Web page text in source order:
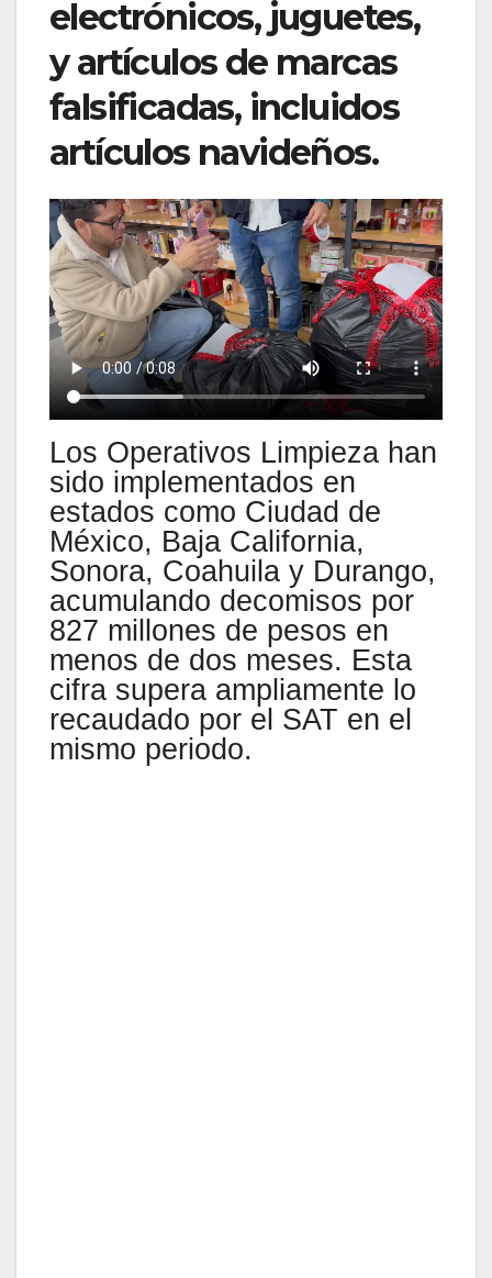
electrónicos, juguetes,
y artículos de marcas
falsificadas, incluidos
artículos navideños.
Los Operativos Limpieza han
sido implementados en
estados como Ciudad de
México, Baja California,
Sonora, Coahuila y Durango,
acumulando decomisos por
827 millones de pesos en
menos de dos meses. Esta
cifra supera ampliamente lo
recaudado por el SAT en el
mismo periodo.